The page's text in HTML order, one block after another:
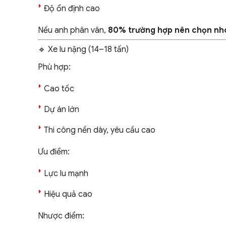
Độ ổn định cao
Nếu anh phân vân, 80% trường hợp nên chọn
🔹 Xe lu nặng (14–18 tấn)
Phù hợp:
Cao tốc
Dự án lớn
Thi công nền dày, yêu cầu cao
Ưu điểm:
Lực lu mạnh
Hiệu quả cao
Nhược điểm: